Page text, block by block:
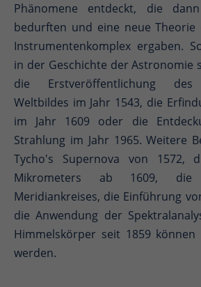
Phänomene entdeckt, die
bedurften und eine neue
Instrumentenkomplex ergaben.
in der Geschichte der Astronomie
die Erstveröffentlichung des
Weltbildes im Jahr 1543, die
im Jahr 1609 oder die
Strahlung im Jahr 1965. Weitere
Tycho's Supernova von 1572,
Mikrometers ab 1609, die
Meridiankreises, die Einführung
die Anwendung der
Himmelskörper seit 1859
werden.